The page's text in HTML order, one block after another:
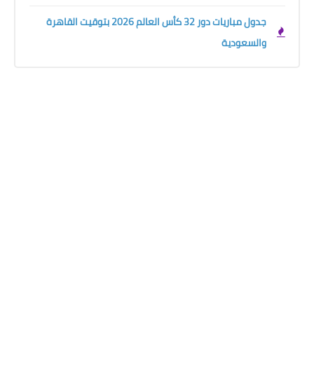
جدول مباريات دور 32 كأس العالم 2026 بتوقيت القاهرة
والسعودية